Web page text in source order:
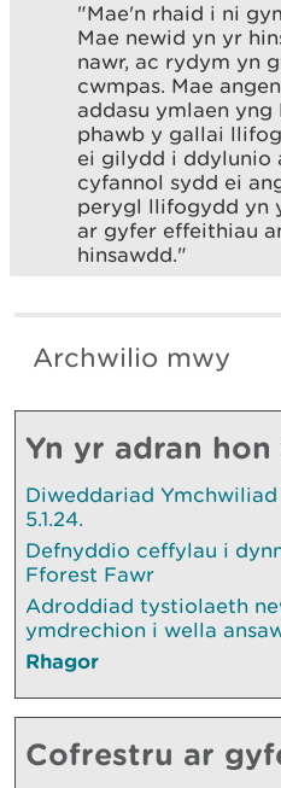
"Mae'n rhaid i ni
Mae newid yn yr
nawr, ac rydym yn
cwmpas. Mae
addasu ymlaen yng
phawb y gallai
ei gilydd i ddylunio
cyfannol sydd ei
perygl llifogydd yn
ar gyfer effeithiau
hinsawdd."
Archwilio mwy
Yn yr adran
Diweddariad
5.1.24.
Defnyddio ceffylau i
Fforest Fawr
Adroddiad tystiolaeth
ymdrechion i wella
Rhagor
Cofrestru ar